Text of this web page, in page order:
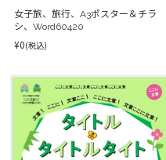
女子旅、旅行、A3ポスター＆チラ
シ、Word60420
¥0(税込)